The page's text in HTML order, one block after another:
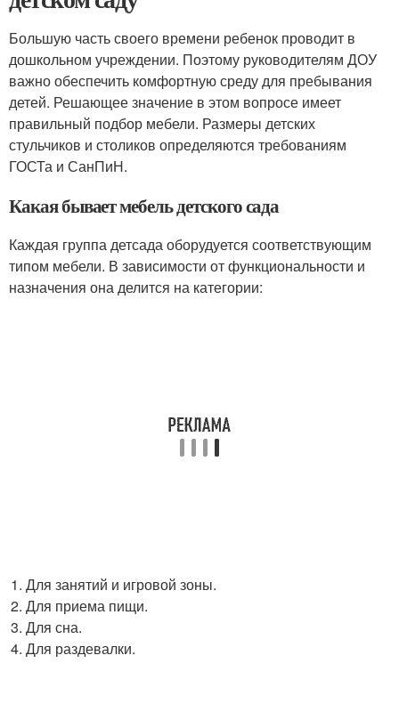
Большую часть своего времени ребенок проводит в
дошкольном учреждении. Поэтому руководителям ДОУ
важно обеспечить комфортную среду для пребывания
детей. Решающее значение в этом вопросе имеет
правильный подбор мебели. Размеры детских
стульчиков и столиков определяются требованиям
ГОСТа и СанПиН.
Какая бывает мебель детского сада
Каждая группа детсада оборудуется соответствующим
типом мебели. В зависимости от функциональности и
назначения она делится на категории:
Для занятий и игровой зоны.
Для приема пищи.
Для сна.
Для раздевалки.